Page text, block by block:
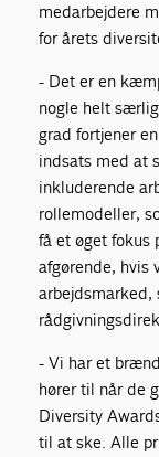
medarbejdere
for årets
- Det er en
nogle helt
grad fortjener
indsats med at
inkluderende
rollemodeller,
få et øget fokus
afgørende, hvis
arbejdsmarked,
- Vi har et
hører til når de
Diversity
til at ske. Alle